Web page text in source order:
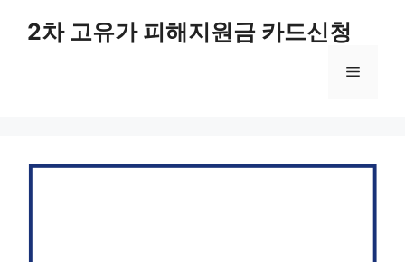
2차 고유가 피해지원금 카드신청
메